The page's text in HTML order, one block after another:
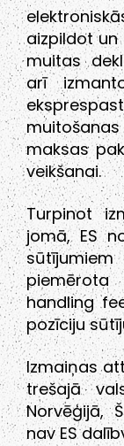
aizpildot un
muitas
arī
maksas
veikšanai.
Turpinot
jomā, ES
handling
pozīciju
Izmaiņas
trešajā
Norvēģijā,
nav ES